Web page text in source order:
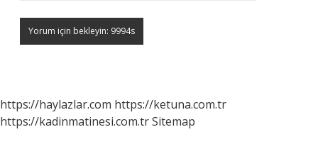
https://haylazlar.com https://ketuna.com.tr
https://kadinmatinesi.com.trSitemap